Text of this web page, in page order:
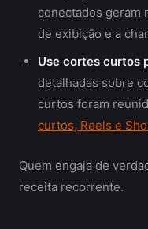
conectados geram
de exibição e a
Use cortes curtos
detalhadas sobre
curtos foram
curtos, Reels e
Quem engaja de
receita recorrente.